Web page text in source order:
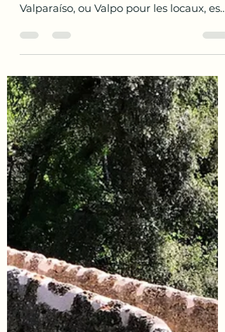
la côte chilienne
seulement 120 km de Santiago,
Valparaíso, ou Valpo pour les locaux, est
l’une des villes les plus emblématiques
du Chili. C'est à la fois un dédale
artistique vivant et un eveil pour les
sens grâce à sa gastronomie.